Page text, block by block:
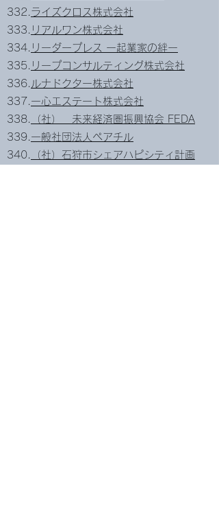
332. ライズクロス株式会社
333. リアルワン株式会社
334. リーダープレス ー起業家の絆ー
335. リープコンサルティング株式会社
336. ルナドクター株式会社
337. 一心エステート株式会社
338.
（社） 未来経済圏振興協会 FEDA
339. 一般社団法人ペアチル
340.
（社）石狩市シェアハピシティ計画